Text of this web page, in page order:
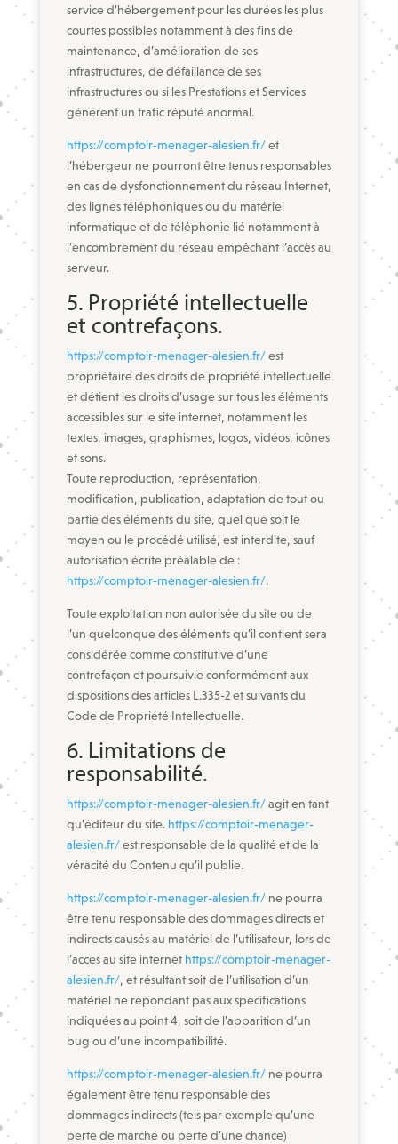
service d’hébergement pour les durées les plus
courtes possibles notamment à des fins de
maintenance, d’amélioration de ses
infrastructures, de défaillance de ses
infrastructures ou si les Prestations et Services
génèrent un trafic réputé anormal.
https://comptoir-menager-alesien.fr/et
l’hébergeur ne pourront être tenus responsables
en cas de dysfonctionnement du réseau Internet,
des lignes téléphoniques ou du matériel
informatique et de téléphonie lié notamment à
l’encombrement du réseau empêchant l’accès au
serveur.
5. Propriété intellectuelle
et contrefaçons.
https://comptoir-menager-alesien.fr/est
propriétaire des droits de propriété intellectuelle
et détient les droits d’usage sur tous les éléments
accessibles sur le site internet, notamment les
textes, images, graphismes, logos, vidéos, icônes
et sons.
Toute reproduction, représentation,
modification, publication, adaptation de tout ou
partie des éléments du site, quel que soit le
moyen ou le procédé utilisé, est interdite, sauf
autorisation écrite préalable de :
https://comptoir-menager-alesien.fr/.
Toute exploitation non autorisée du site ou de
l’un quelconque des éléments qu’il contient sera
considérée comme constitutive d’une
contrefaçon et poursuivie conformément aux
dispositions des articles L.335-2 et suivants du
Code de Propriété Intellectuelle.
6. Limitations de
responsabilité.
https://comptoir-menager-alesien.fr/agit en tant
qu’éditeur du site. https://comptoir-menager-
alesien.fr/est responsable de la qualité et de la
véracité du Contenu qu’il publie.
https://comptoir-menager-alesien.fr/ne pourra
être tenu responsable des dommages directs et
indirects causés au matériel de l’utilisateur, lors de
l’accès au site internet https://comptoir-menager-
alesien.fr/, et résultant soit de l’utilisation d’un
matériel ne répondant pas aux spécifications
indiquées au point 4, soit de l’apparition d’un
bug ou d’une incompatibilité.
https://comptoir-menager-alesien.fr/ne pourra
également être tenu responsable des
dommages indirects (tels par exemple qu’une
perte de marché ou perte d’une chance)